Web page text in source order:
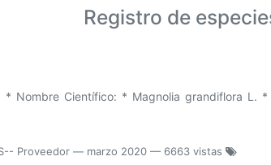
Registro de
Nombre Científico: * Magnolia grandiflora L. *
Proveedor — marzo 2020 — 6663 vistas